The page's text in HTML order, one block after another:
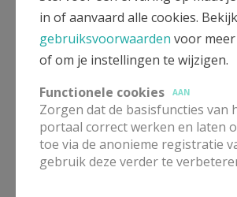
O.L.V. Basiliek Oostakker
Deel dit artikel
in of aanvaard alle cookies.
gebruiksvoorwaarden voor
of om je instellingen te wijzigen.
Functionele cookies
AAN
Zorgen dat de basisfuncties van
portaal correct werken en laten
toe via de anonieme registratie
gebruik deze verder te